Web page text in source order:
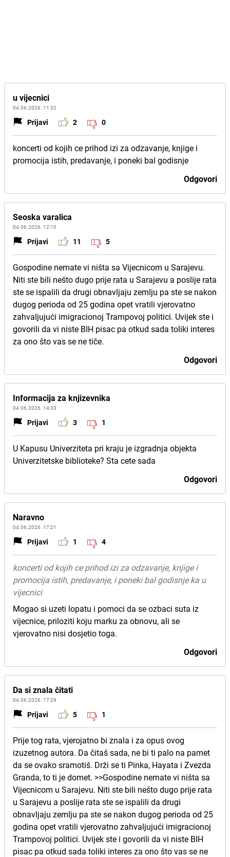
u vijecnici
04.06.2026. 11:32
Prijavi 2 0
koncerti od kojih ce prihod izi za odzavanje, knjige i
promocija istih, predavanje, i poneki bal godisnje
Odgovori
Seoska varalica
04.06.2026. 12:10
Prijavi 11 5
Gospodine nemate vi ništa sa Vijecnicom u Sarajevu.
Niti ste bili nešto dugo prije rata u Sarajevu a poslije rata
ste se ispalili da drugi obnavljaju zemlju pa ste se nakon
dugog perioda od 25 godina opet vratili vjerovatno
zahvaljujući imigracionoj Trampovoj politici. Uvijek ste i
govorili da vi niste BIH pisac pa otkud sada toliki interes
za ono što vas se ne tiče.
Odgovori
Informacija za knjizevnika
04.06.2026. 14:33
Prijavi 3 1
U Kapusu Univerziteta pri kraju je izgradnja objekta
Univerzitetske biblioteke? Sta cete sada
Odgovori
Naravno
04.06.2026. 17:21
Prijavi 1 4
koncerti od kojih ce prihod izi za odzavanje, knjige i
promocija istih, predavanje, i poneki bal godisnje ka u
vijecnici
Mogao si uzeti lopatu i pomoci da se ozbaci suta iz
vijecnice, priloziti koju marku za obnovu, ali se
vjerovatno nisi dosjetio toga.
Odgovori
Da si znala čitati
04.06.2026. 17:29
Prijavi 5 1
Prije tog rata, vjerojatno bi znala i za opus ovog
izuzetnog autora. Da čitaš sada, ne bi ti palo na pamet
da se ovako sramotiš. Drži se ti Pinka, Hayata i Zvezda
Granda, to ti je domet. >>Gospodine nemate vi ništa sa
Vijecnicom u Sarajevu. Niti ste bili nešto dugo prije rata
u Sarajevu a poslije rata ste se ispalili da drugi
obnavljaju zemlju pa ste se nakon dugog perioda od 25
godina opet vratili vjerovatno zahvaljujući imigracionoj
Trampovoj politici. Uvijek ste i govorili da vi niste BIH
pisac pa otkud sada toliki interes za ono što vas se ne